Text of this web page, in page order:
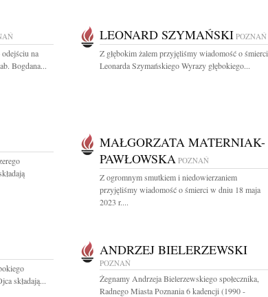
odejściu na
Bogdana...
LEONARD SZYMAŃSKI POZNAŃ
Z głębokim żalem przyjęliśmy wiadomość o śmierci
Leonarda Szymańskiego Wyrazy głębokiego...
MAŁGORZATA MATERNIAK-
PAWŁOWSKA POZNAŃ
Z ogromnym smutkiem i niedowierzaniem
przyjęliśmy wiadomość o śmierci w dniu 18 maja
2023 r....
składają...
ANDRZEJ BIELERZEWSKI
POZNAŃ
Żegnamy Andrzeja Bielerzewskiego społecznika,
Radnego Miasta Poznania 6 kadencji (1990 -